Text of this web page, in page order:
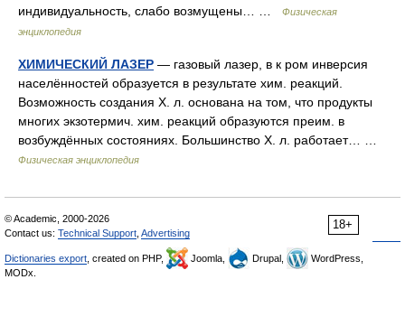
индивидуальность, слабо возмущены… …
Физическая
энциклопедия
ХИМИЧЕСКИЙ ЛАЗЕР — газовый лазер, в к ром инверсия
населённостей образуется в результате хим. реакций.
Возможность создания X. л. основана на том, что продукты
многих экзотермич. хим. реакций образуются преим. в
возбуждённых состояниях. Большинство X. л. работает… …
Физическая энциклопедия
18+
© Academic, 2000-2026
Contact us: Technical Support Advertising
Dictionaries export , created on PHP, Joomla, Drupal,
WordPress,
MODx.